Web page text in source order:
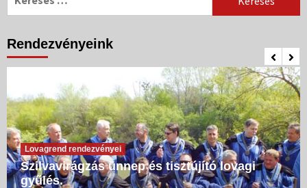
Rendezvényeink
Lovagrend rendezvényei
Szilvavirágzás ünnep és tisztújító lovagi
gyűlés.